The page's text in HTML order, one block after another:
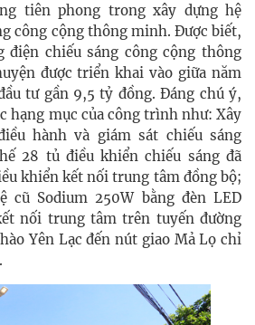
tiên phong trong xây dựng hệ
công cộng thông minh. Được biết,
chiếu sáng công cộng thông
được triển khai vào giữa năm
tư gần 9,5 tỷ đồng. Đáng chú ý,
hạng mục của công trình như: Xây
hành và giám sát chiếu sáng
28 tủ điều khiển chiếu sáng đã
khiển kết nối trung tâm đồng bộ;
cũ Sodium 250W bằng đèn LED
nối trung tâm trên tuyến đường
Yên Lạc đến nút giao Mả Lọ chỉ